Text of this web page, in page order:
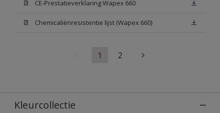
CE-Prestatieverklaring Wapex 660
Chemicaliënresistentie lijst (Wapex 660)
1 2
Kleurcollectie